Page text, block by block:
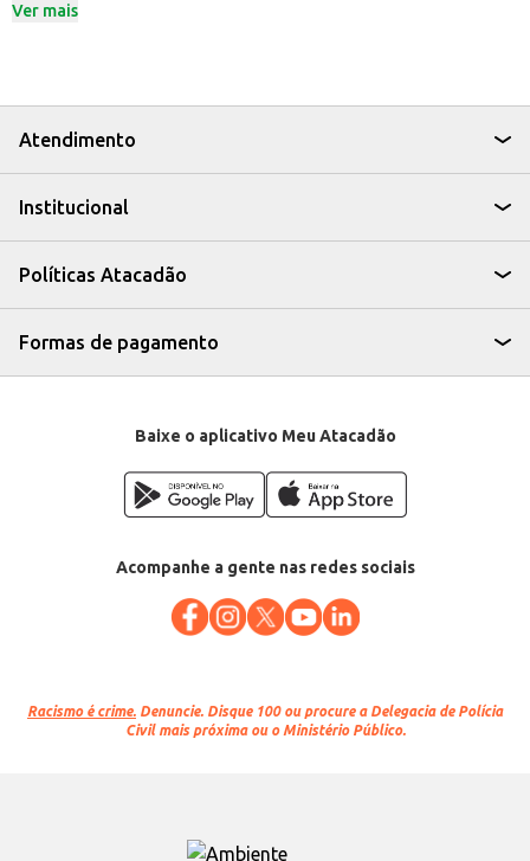
ou para compartilhar em momentos de descontração, este salgadinho é
Para revenda em pequenos comércios e estabelecimentos.
O Salgadinho Batata Lisa Amavita é uma escolha que combina sabor e
praticidade, sendo uma opção versátil para o seu dia a dia ou para oferecer
Ver mais
Atendimento
Institucional
Políticas Atacadão
Formas de pagamento
Baixe o aplicativo Meu Atacadão
Acompanhe a gente nas redes sociais
Racismo é crime. Denuncie. Disque 100 ou procure a Delegacia de Polícia
Civil mais próxima ou o Ministério Público.